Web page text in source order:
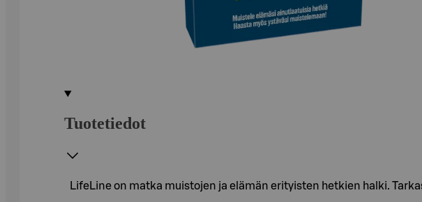
Tuotetiedot
LifeLine on matka muistojen ja elämän erityisten hetkien halki.